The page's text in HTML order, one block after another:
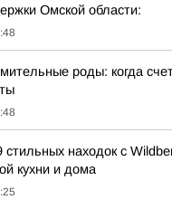
Омской области:
роды: когда
стильных находок с
кухни и дома